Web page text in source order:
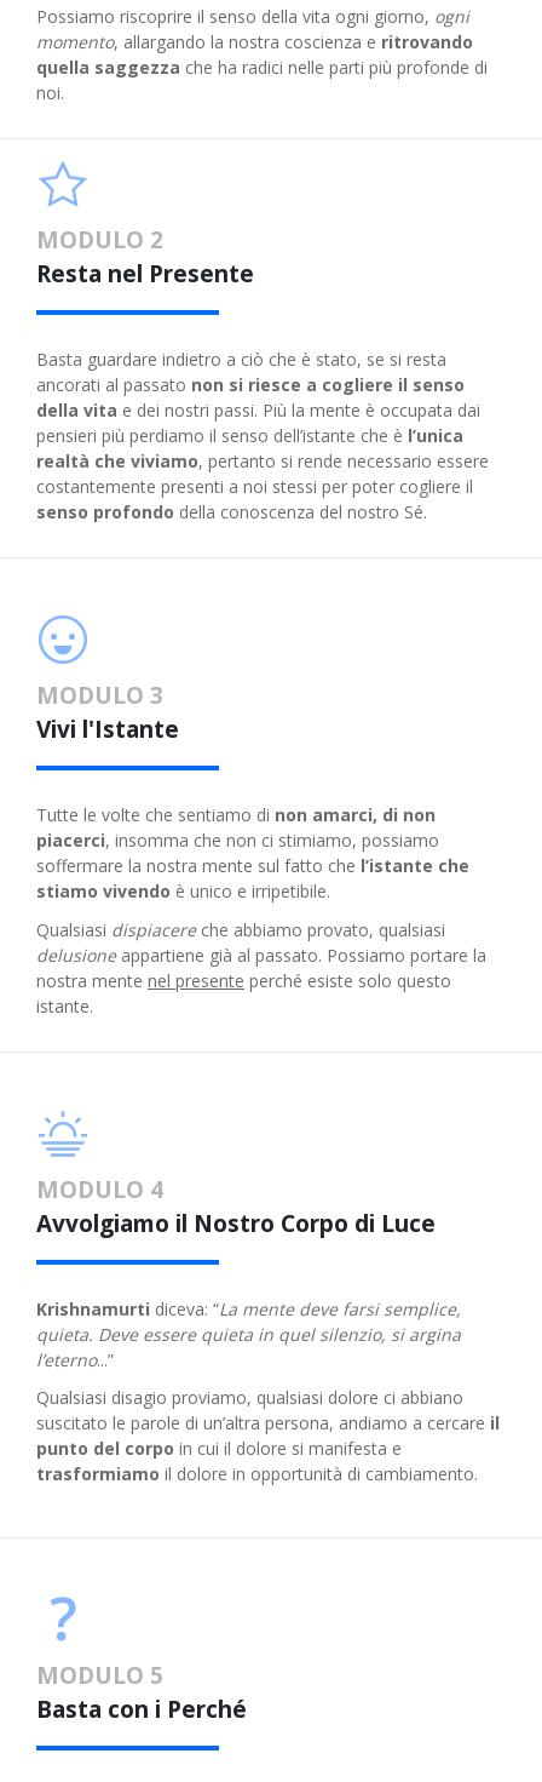
Possiamo riscoprire il senso della vita ogni giorno, ogni
momento, allargando la nostra coscienza e ritrovando
quella saggezza che ha radici nelle parti più profonde di
noi.
MODULO 2
Resta nel Presente
Basta guardare indietro a ciò che è stato, se si resta
ancorati al passato non si riesce a cogliere il senso
della vita e dei nostri passi. Più la mente è occupata dai
pensieri più perdiamo il senso dell’istante che è l’unica
realtà che viviamo, pertanto si rende necessario essere
costantemente presenti a noi stessi per poter cogliere il
senso profondo della conoscenza del nostro Sé.
MODULO 3
Vivi l'Istante
Tutte le volte che sentiamo di non amarci, di non
piacerci, insomma che non ci stimiamo, possiamo
soffermare la nostra mente sul fatto che l’istante che
stiamo vivendo è unico e irripetibile.
Qualsiasi dispiacereche abbiamo provato, qualsiasi
delusioneappartiene già al passato. Possiamo portare la
nostra mente nel presente perché esiste solo questo
istante.
MODULO 4
Avvolgiamo il Nostro Corpo di Luce
Krishnamurti diceva: “La mente deve farsi semplice,
quieta. Deve essere quieta in quel silenzio, si argina
l’eterno...”
Qualsiasi disagio proviamo, qualsiasi dolore ci abbiano
suscitato le parole di un’altra persona, andiamo a cercare il
punto del corpo in cui il dolore si manifesta e
trasformiamo il dolore in opportunità di cambiamento.
MODULO 5
Basta con i Perché